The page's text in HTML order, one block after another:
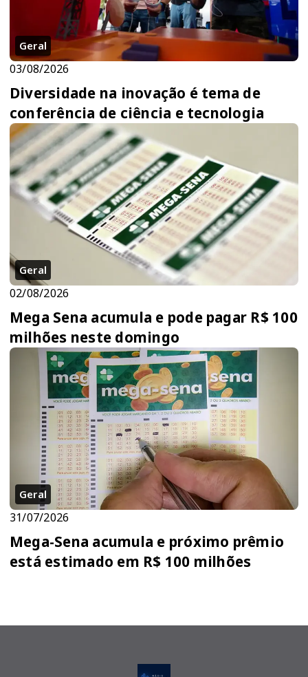
Geral
03/08/2026
Diversidade na inovação é tema de
conferência de ciência e tecnologia
Geral
02/08/2026
Mega Sena acumula e pode pagar R$ 100
milhões neste domingo
Geral
31/07/2026
Mega-Sena acumula e próximo prêmio
está estimado em R$ 100 milhões